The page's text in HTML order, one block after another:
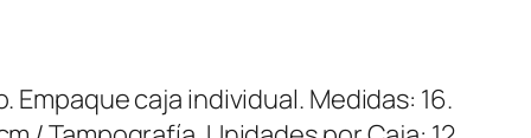
caja individual. Medidas: 16.